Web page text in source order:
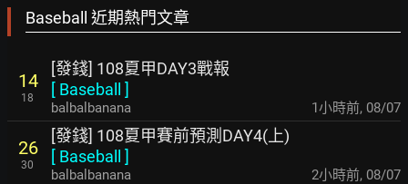
Baseball 近期熱門文章
14
18
[發錢] 108夏甲DAY3戰報
[ Baseball ]
balbalbanana 1小時前, 08/07
26
30
[發錢] 108夏甲賽前預測DAY4(上)
[ Baseball ]
balbalbanana 2小時前, 08/07